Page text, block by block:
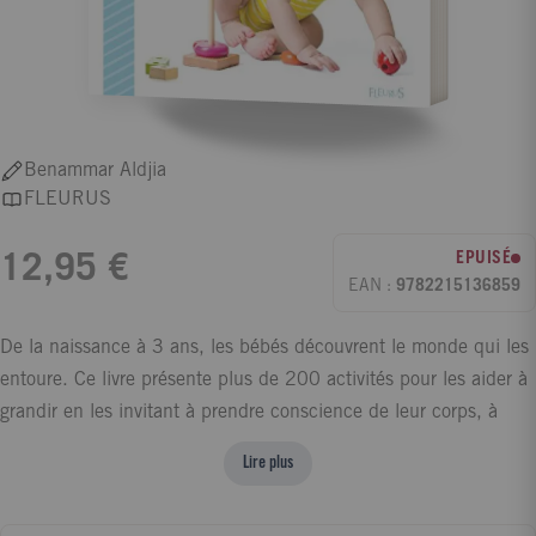
Benammar Aldjia
FLEURUS
12,95 €
EPUISÉ
EAN : 9782215136859
De la naissance à 3 ans, les bébés découvrent le monde qui les
entoure. Ce livre présente plus de 200 activités pour les aider à
grandir en les invitant à prendre conscience de leur corps, à
créativité et, petit à petit, à prendre de l'autonomie. Parents,
Lire plus